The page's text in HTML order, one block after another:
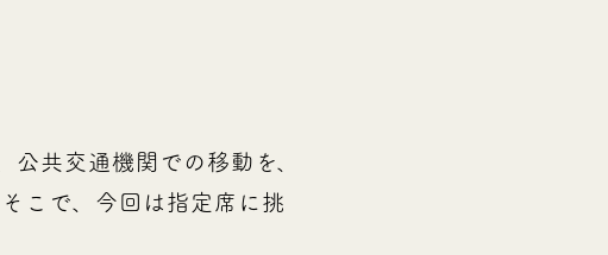
共交通機関での移動を、
こで、今回は指定席に挑